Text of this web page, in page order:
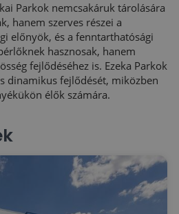
Parkok nemcsakáruk tárolására
hanem szerves részei a
előnyök, és a fenntarthatósági
hasznosak, hanem
fejlődéséhez is. Ezeka Parkok
dinamikus fejlődését, miközben
élők számára.